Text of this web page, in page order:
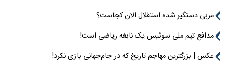
مربی دستگیر شده استقلال الان کجاست؟
مدافع تیم ملی سوئیس یک نابغه ریاضی است!
عکس | بزرگترین مهاجم تاریخ که در جام‌جهانی بازی نکرد!